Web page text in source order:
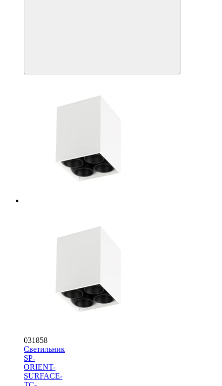
031858
Светильник
SP-
ORIENT-
SURFACE-